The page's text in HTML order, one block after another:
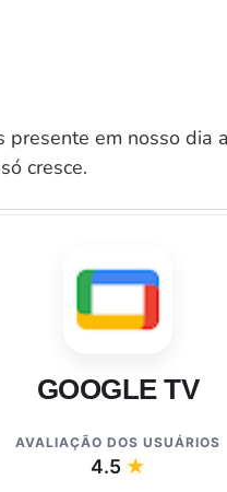
em nosso dia
cresce.
GOOGLE TV
AVALIAÇÃO DOS USUÁRIOS
4.5 ★